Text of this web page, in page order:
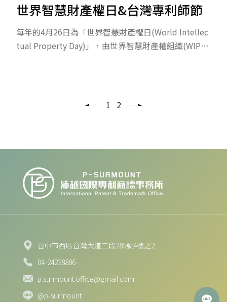
世界智慧財產權日&台灣專利師節
每年的4月26日為「世界智慧財產權日(World Intellec
tual Property Day)」，由世界智慧財產權組織(WIPO)
1
2
台中市西區台灣大道二段285號4樓之2
04-24228886
p.surmount.office@gmail.com
@p-surmount